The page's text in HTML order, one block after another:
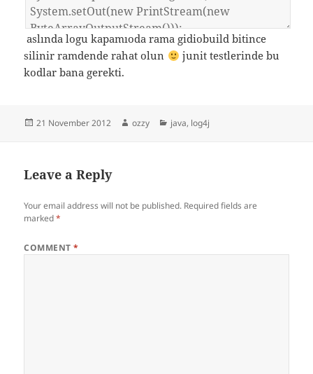
aslında logu kapamıoda rama gidiobuild bitince
silinir ramdende rahat olun
junit testlerinde bu
kodlar bana gerekti.
Posted
21 November 2012 Author
ozzy Categories
java, log4j
Leave a Reply
Your email address will not be published. Required fields are
marked*
COMMENT*